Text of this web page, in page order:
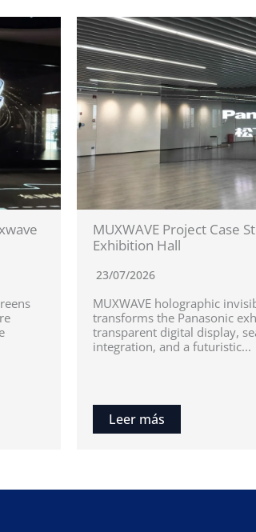
MUXWAVE Project Case
Exhibition Hall
23/07/2026
MUXWAVE holographic
transforms the Panasonic
transparent digital display,
integration, and a futuristic...
Leer más